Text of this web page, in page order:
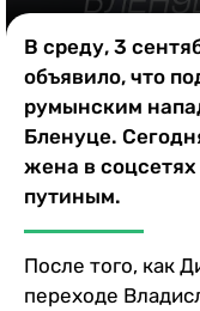
В среду, 3
объявило, что
румынским
Бленуце.
жена в
путиным.
После того, как
переходе